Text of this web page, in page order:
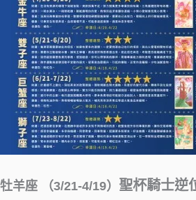
牡羊座 （3/21-4/19） 聖杯騎士逆